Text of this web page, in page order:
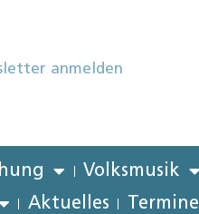
anmelden
Volksmusik
Aktuelles Termine